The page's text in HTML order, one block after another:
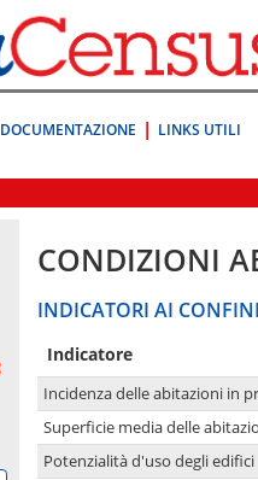
DOCUMENTAZIONE LINKS UTILI
CONDIZIONI
INDICATORI AI
Indicatore
Incidenza delle abitazioni in
Superficie media delle
Potenzialità d'uso degli edifici